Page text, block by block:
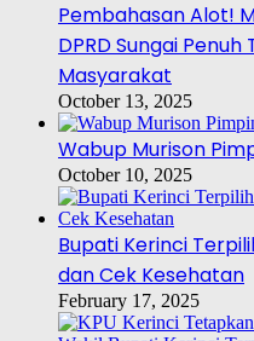
Pembahasan Alot!
DPRD Sungai
Masyarakat
October 13, 2025
Wabup Murison
October 10, 2025
Bupati Kerinci
dan Cek Kesehatan
February 17, 2025